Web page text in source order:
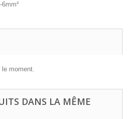
le moment.
DANS LA MÊME